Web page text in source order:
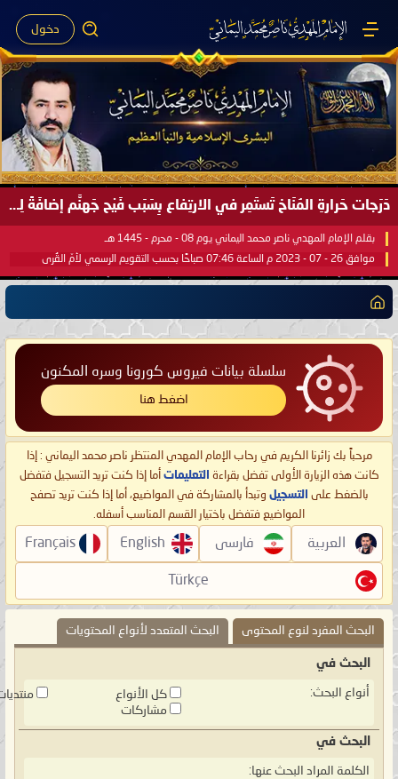
دخول
دَرَجات حَرارةِ المُنَاخ تَستَمِر في الارتِفاع بِسَبَب فَيْح جَهنَّم إضافَةً لِحرارةِ الشَّمس في مُحكَم القُرآن العَظيم ..
بقلم الإمام المهدي ناصر محمد اليماني يوم 08 - محرم - 1445 هـ
موافق 26 - 07 - 2023 م الساعة 07:46 صباحًا بحسب التقويم الرسمي لأمّ القُرى
سلسلة بيانات فيروس كورونا وسره المكنون
اضغط هنا
مرحباً بك زائرنا الكريم في رحاب الإمام المهدي المنتظر ناصر محمد اليماني : إذا
كانت هذه الزيارة الأولى تفضل بقراءة التعليمات أما إذا كنت تريد التسجيل فتفضل
بالضغط على التسجيل وتبدأ بالمشاركة في المواضيع، أما إذا كنت تريد تصفح
المواضيع فتفضل باختيار القسم المناسب أسفله.
العربية فارسی English
Français
Türkçe
البحث المفرد لنوع المحتوى البحث المتعدد لأنواع المحتويات
البحث في
أنواع البحث: كل الأنواع
مشاركات
البحث في
الكلمة المراد البحث عنها: